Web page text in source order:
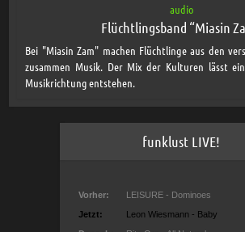
audio
Flüchtlingsband “Miasin
Bei "Miasin Zam" machen Flüchtlinge aus den
zusammen Musik. Der Mix der Kulturen lässt
Musikrichtung entstehen.
funklust LIVE!